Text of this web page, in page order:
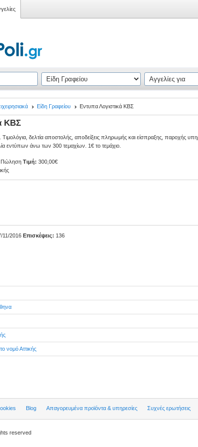
Είδη Γραφείου Εντυπα Λογιστικά ΚΒΣ
ΚΒΣ
Τιμολόγια, δελτία αποστολής, αποδείξεις πληρωμής και είσπραξης, παροχής
εντύπων άνω των 300 τεμαχίων. 1€ το τεμάχιο.
Πώληση Τιμή: 300,00€
11/2016 Επισκέψεις: 136
νομό Αττικής
Blog Απαγορευμένα προϊόντα & υπηρεσίες Συχνές ερωτήσεις
reserved